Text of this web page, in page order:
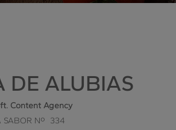
DE ALUBIAS
Content Agency
SABOR Nº 334